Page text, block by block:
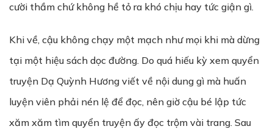
cười thầm chứ không hề tỏ ra khó chịu hay tức giận gì.
Khi về, cậu không chạy một mạch như mọi khi mà dừng
tại một hiệu sách dọc đường. Do quá hiếu kỳ xem quyển
truyện Dạ Quỳnh Hương viết về nội dung gì mà huấn
luyện viên phải nén lệ để đọc, nên giờ cậu bé lập tức
xăm xăm tìm quyển truyện ấy đọc trộm vài trang. Sau